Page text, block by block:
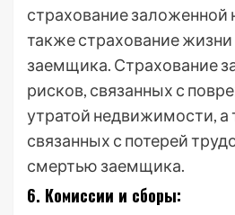
страхование
также страхование жизни
заемщика. Страхование
рисков, связанных с
утратой недвижимости, а
связанных с потерей
смертью заемщика.
6. Комиссии и сборы: